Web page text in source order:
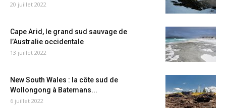
20 juillet 2022
Cape Arid, le grand sud sauvage de
l’Australie occidentale
13 juillet 2022
New South Wales : la côte sud de
Wollongong à Batemans...
6 juillet 2022